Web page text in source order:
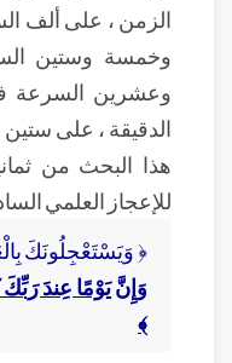
الزمن ، على ألف
وخمسة وستين
وعشرين السرعة
الدقيقة ، على ستين
هذا البحث من
للإعجاز العلمي
﴿ وَيَسْتَعْجِلُونَكَ
وَإِنَّ يَوْمًا عِندَ
﴾